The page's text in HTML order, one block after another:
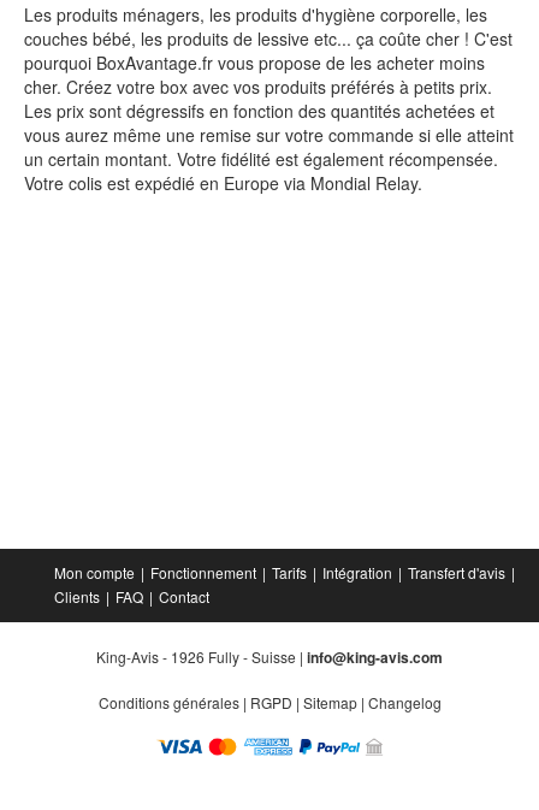
Les produits ménagers, les produits d'hygiène corporelle, les
couches bébé, les produits de lessive etc... ça coûte cher ! C'est
pourquoi BoxAvantage.fr vous propose de les acheter moins
cher. Créez votre box avec vos produits préférés à petits prix.
Les prix sont dégressifs en fonction des quantités achetées et
vous aurez même une remise sur votre commande si elle atteint
un certain montant. Votre fidélité est également récompensée.
Votre colis est expédié en Europe via Mondial Relay.
Mon compte Fonctionnement Tarifs Intégration
Transfert d'avis
Clients
FAQ Contact
King-Avis - 1926 Fully - Suisse | info@king-avis.com
Conditions générales| RGPD | Sitemap| Changelog